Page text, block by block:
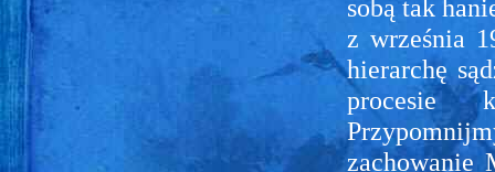
sobą tak
z września
hierarchę
procesie
zachowanie